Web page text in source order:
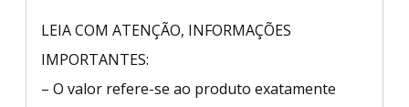
LEIA COM ATENÇÃO, INFORMAÇÕES
IMPORTANTES:
– O valor refere-se ao produto exatamente